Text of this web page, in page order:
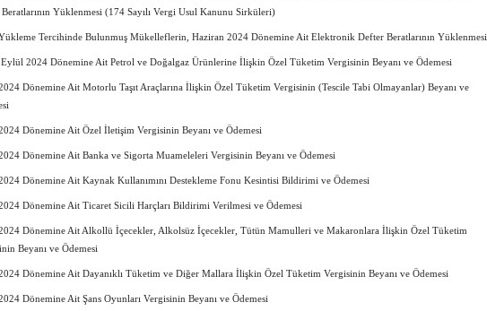
Yüklenmesi (174 Sayılı Vergi Usul Kanunu Sirküleri)
Tercihinde Bulunmuş Mükelleflerin, Haziran 2024 Dönemine Ait Elektronik Defter Beratlarının Yüklenmesi
2024 Dönemine Ait Petrol ve Doğalgaz Ürünlerine İlişkin Özel Tüketim Vergisinin Beyanı ve Ödemesi
Dönemine Ait Motorlu Taşıt Araçlarına İlişkin Özel Tüketim Vergisinin (Tescile Tabi Olmayanlar) Beyanı ve
Dönemine Ait Özel İletişim Vergisinin Beyanı ve Ödemesi
Dönemine Ait Banka ve Sigorta Muameleleri Vergisinin Beyanı ve Ödemesi
Dönemine Ait Kaynak Kullanımını Destekleme Fonu Kesintisi Bildirimi ve Ödemesi
Dönemine Ait Ticaret Sicili Harçları Bildirimi Verilmesi ve Ödemesi
Dönemine Ait Alkollü İçecekler, Alkolsüz İçecekler, Tütün Mamulleri ve Makaronlara İlişkin Özel Tüketim
Beyanı ve Ödemesi
Dönemine Ait Dayanıklı Tüketim ve Diğer Mallara İlişkin Özel Tüketim Vergisinin Beyanı ve Ödemesi
Dönemine Ait Şans Oyunları Vergisinin Beyanı ve Ödemesi